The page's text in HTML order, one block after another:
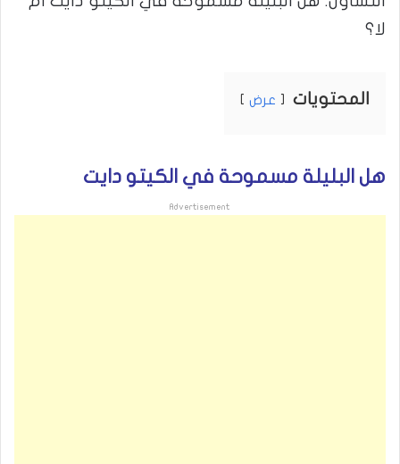
لا؟
المحتويات عرض
هل البليلة مسموحة في الكيتو دايت
Advertisement